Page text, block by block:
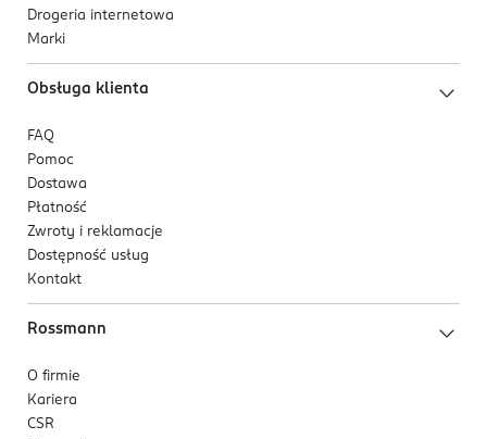
Drogeria internetowa
Marki
Obsługa klienta
FAQ
Pomoc
Dostawa
Płatność
Zwroty i reklamacje
Dostępność usług
Kontakt
Rossmann
O firmie
Kariera
CSR